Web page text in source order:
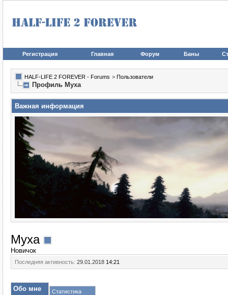
Регистрация Главная Форум Баны
HALF-LIFE 2 FOREVER - Forums > Пользователи
Профиль Myxa
Важная информация
Myxa
Новичок
Последняя активность: 29.01.2018 14:21
Обо мне Статистика